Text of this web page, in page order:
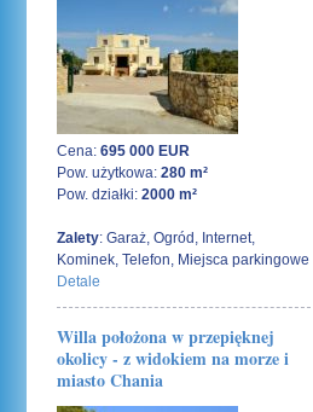
Cena: 695 000 EUR
Pow. użytkowa: 280 m²
Pow. działki: 2000 m²
Zalety: Garaż, Ogród, Internet,
Kominek, Telefon, Miejsca parkingowe
Detale
Willa położona w przepięknej
okolicy - z widokiem na morze i
miasto Chania